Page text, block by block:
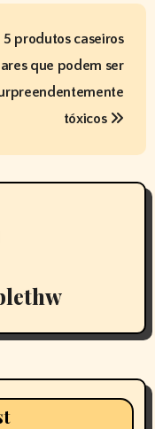
5 produtos caseiros
que podem ser
tóxicos